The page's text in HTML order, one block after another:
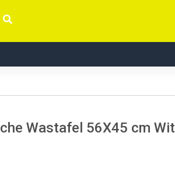
Wastafel 56X45 cm Wit